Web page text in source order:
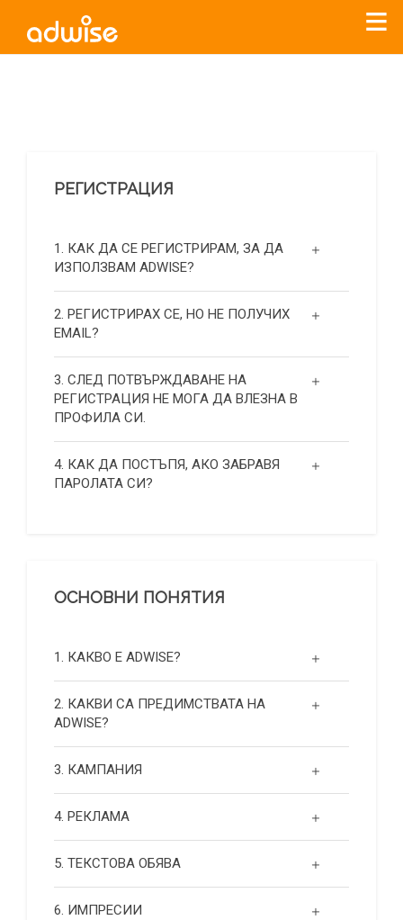
РЕГИСТРАЦИЯ
1. КАК ДА СЕ РЕГИСТРИРАМ, ЗА ДА
ИЗПОЛЗВАМ ADWISE?
2. РЕГИСТРИРАХ СЕ, НО НЕ ПОЛУЧИХ
EMAIL?
3. СЛЕД ПОТВЪРЖДАВАНЕ НА
РЕГИСТРАЦИЯ НЕ МОГА ДА ВЛЕЗНА В
ПРОФИЛА СИ.
4. КАК ДА ПОСТЪПЯ, АКО ЗАБРАВЯ
ПАРОЛАТА СИ?
ОСНОВНИ ПОНЯТИЯ
1. КАКВО Е ADWISE?
2. КАКВИ СА ПРЕДИМСТВАТА НА
ADWISE?
3. КАМПАНИЯ
4. РЕКЛАМА
5. ТЕКСТОВА ОБЯВА
6. ИМПРЕСИИ